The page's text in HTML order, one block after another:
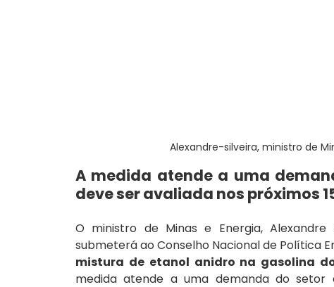
Alexandre-silveira, ministro de
A medida atende a uma
deve ser avaliada nos próximos
O ministro de Minas e Energia,
submeterá ao Conselho Nacional de Política
mistura de etanol anidro na gasolina
medida atende a uma demanda do setor